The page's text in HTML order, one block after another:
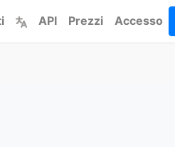
API Prezzi Accesso